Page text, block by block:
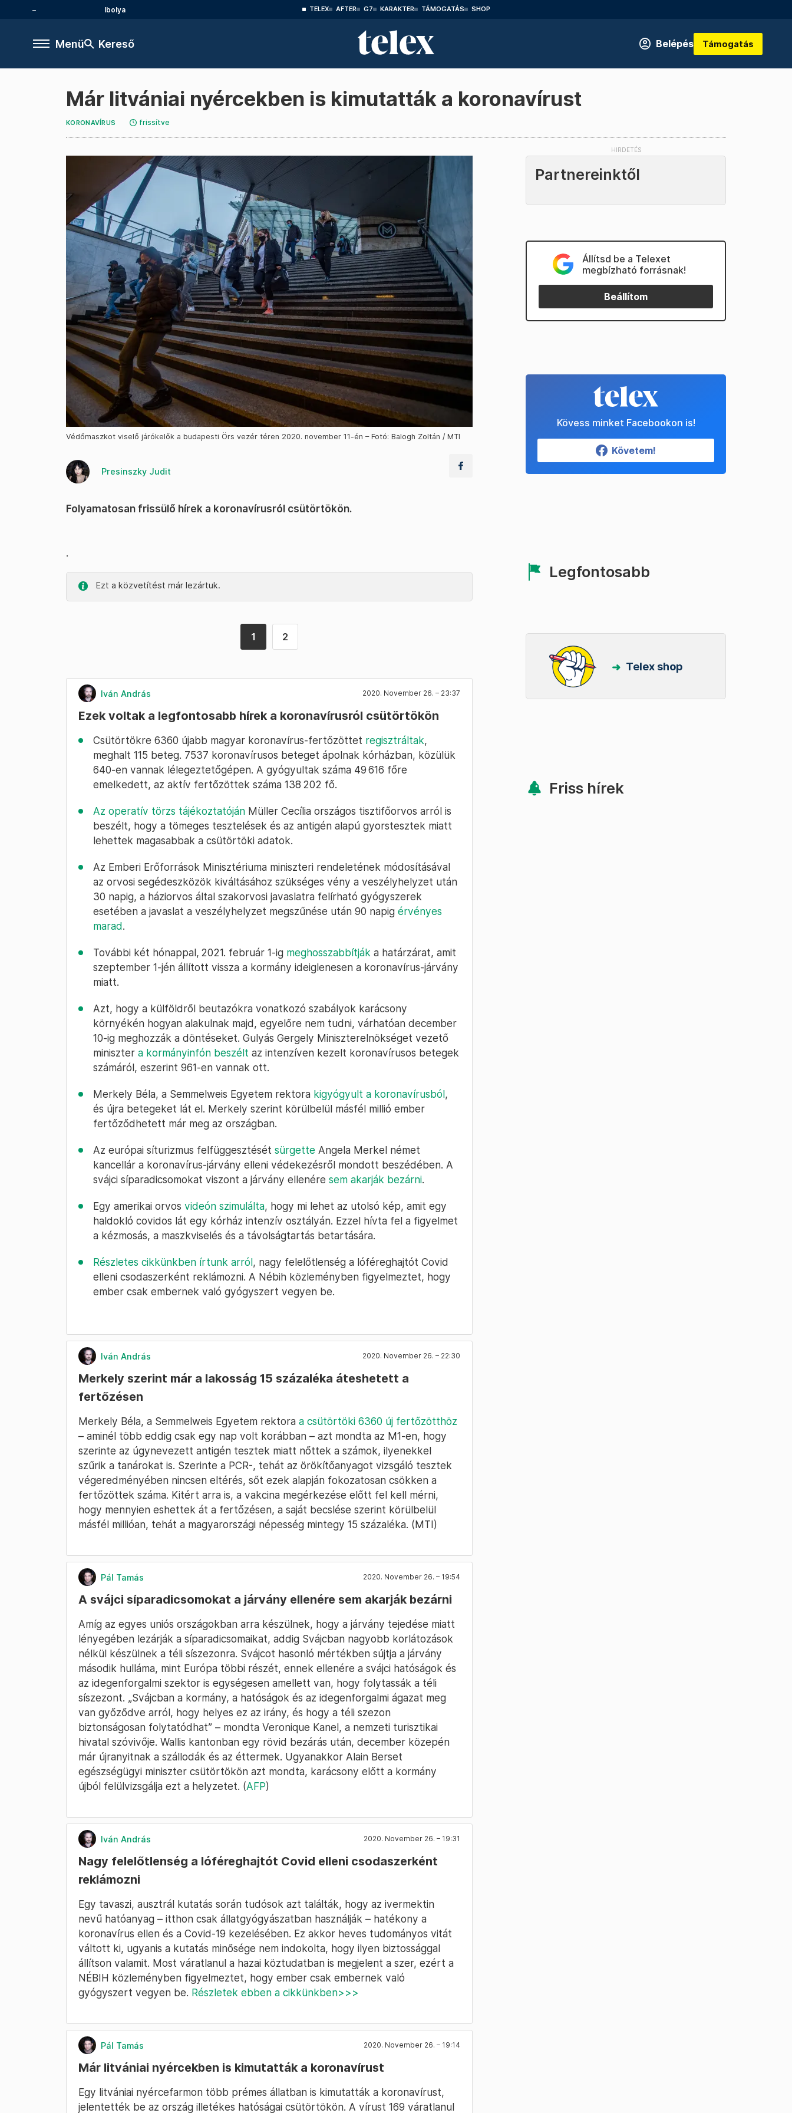
Ibolya TELEX AFTER G7 KARAKTER TÁMOGATÁS SHOP
Menü Kereső Belépés Támogatás
Már litvániai nyércekben is kimutatták a koronavírust
KORONAVÍRUS frissítve
Védőmaszkot viselő járókelők a budapesti Örs vezér téren 2020. november 11-én – Fotó: Balogh Zoltán / MTI
Presinszky Judit
Folyamatosan frissülő hírek a koronavírusról csütörtökön.
.
Ezt a közvetítést már lezártuk.
1 2
Iván András 2020. November 26. – 23:37
Ezek voltak a legfontosabb hírek a koronavírusról csütörtökön
Csütörtökre 6360 újabb magyar koronavírus-fertőzöttet regisztráltak,
meghalt 115 beteg. 7537 koronavírusos beteget ápolnak kórházban, közülük
640-en vannak lélegeztetőgépen. A gyógyultak száma 49 616 főre
emelkedett, az aktív fertőzöttek száma 138 202 fő.
Az operatív törzs tájékoztatóján Müller Cecília országos tisztifőorvos arról is
beszélt, hogy a tömeges tesztelések és az antigén alapú gyorstesztek miatt
lehettek magasabbak a csütörtöki adatok.
Az Emberi Erőforrások Minisztériuma miniszteri rendeletének módosításával
az orvosi segédeszközök kiváltásához szükséges vény a veszélyhelyzet után
30 napig, a háziorvos által szakorvosi javaslatra felírható gyógyszerek
esetében a javaslat a veszélyhelyzet megszűnése után 90 napig érvényes
marad.
További két hónappal, 2021. február 1-ig meghosszabbítják a határzárat, amit
szeptember 1-jén állított vissza a kormány ideiglenesen a koronavírus-járvány
miatt.
Azt, hogy a külföldről beutazókra vonatkozó szabályok karácsony
környékén hogyan alakulnak majd, egyelőre nem tudni, várhatóan december
10-ig meghozzák a döntéseket. Gulyás Gergely Miniszterelnökséget vezető
miniszter a kormányinfón beszélt az intenzíven kezelt koronavírusos betegek
számáról, eszerint 961-en vannak ott.
Merkely Béla, a Semmelweis Egyetem rektora kigyógyult a koronavírusból,
és újra betegeket lát el. Merkely szerint körülbelül másfél millió ember
fertőződhetett már meg az országban.
Az európai síturizmus felfüggesztését sürgette Angela Merkel német
kancellár a koronavírus-járvány elleni védekezésről mondott beszédében. A
svájci síparadicsomokat viszont a járvány ellenére sem akarják bezárni.
Egy amerikai orvos videón szimulálta, hogy mi lehet az utolsó kép, amit egy
haldokló covidos lát egy kórház intenzív osztályán. Ezzel hívta fel a figyelmet
a kézmosás, a maszkviselés és a távolságtartás betartására.
Részletes cikkünkben írtunk arról, nagy felelőtlenség a lóféreghajtót Covid
elleni csodaszerként reklámozni. A Nébih közleményben figyelmeztet, hogy
ember csak embernek való gyógyszert vegyen be.
Iván András 2020. November 26. – 22:30
Merkely szerint már a lakosság 15 százaléka áteshetett a
fertőzésen
Merkely Béla, a Semmelweis Egyetem rektora a csütörtöki 6360 új fertőzötthöz
– aminél több eddig csak egy nap volt korábban – azt mondta az M1-en, hogy
szerinte az úgynevezett antigén tesztek miatt nőttek a számok, ilyenekkel
szűrik a tanárokat is. Szerinte a PCR-, tehát az örökítőanyagot vizsgáló tesztek
végeredményében nincsen eltérés, sőt ezek alapján fokozatosan csökken a
fertőzöttek száma. Kitért arra is, a vakcina megérkezése előtt fel kell mérni,
hogy mennyien eshettek át a fertőzésen, a saját becslése szerint körülbelül
másfél millióan, tehát a magyarországi népesség mintegy 15 százaléka. (MTI)
Pál Tamás 2020. November 26. – 19:54
A svájci síparadicsomokat a járvány ellenére sem akarják bezárni
Amíg az egyes uniós országokban arra készülnek, hogy a járvány tejedése miatt
lényegében lezárják a síparadicsomaikat, addig Svájcban nagyobb korlátozások
nélkül készülnek a téli síszezonra. Svájcot hasonló mértékben sújtja a járvány
második hulláma, mint Európa többi részét, ennek ellenére a svájci hatóságok és
az idegenforgalmi szektor is egységesen amellett van, hogy folytassák a téli
síszezont. „Svájcban a kormány, a hatóságok és az idegenforgalmi ágazat meg
van győződve arról, hogy helyes ez az irány, és hogy a téli szezon
biztonságosan folytatódhat” – mondta Veronique Kanel, a nemzeti turisztikai
hivatal szóvivője. Wallis kantonban egy rövid bezárás után, december közepén
már újranyitnak a szállodák és az éttermek. Ugyanakkor Alain Berset
egészségügyi miniszter csütörtökön azt mondta, karácsony előtt a kormány
újból felülvizsgálja ezt a helyzetet. (AFP)
Iván András 2020. November 26. – 19:31
Nagy felelőtlenség a lóféreghajtót Covid elleni csodaszerként
reklámozni
Egy tavaszi, ausztrál kutatás során tudósok azt találták, hogy az ivermektin
nevű hatóanyag – itthon csak állatgyógyászatban használják – hatékony a
koronavírus ellen és a Covid-19 kezelésében. Ez akkor heves tudományos vitát
váltott ki, ugyanis a kutatás minősége nem indokolta, hogy ilyen biztossággal
állítson valamit. Most váratlanul a hazai köztudatban is megjelent a szer, ezért a
NÉBIH közleményben figyelmeztet, hogy ember csak embernek való
gyógyszert vegyen be. Részletek ebben a cikkünkben>>>
Pál Tamás 2020. November 26. – 19:14
Már litvániai nyércekben is kimutatták a koronavírust
Egy litvániai nyércefarmon több prémes állatban is kimutatták a koronavírust,
jelentették be az ország illetékes hatóságai csütörtökön. A vírust 169 váratlanul
Partnereinktől
Állítsd be a Telexet
megbízható forrásnak!
Beállítom
Kövess minket Facebookon is!
Követem!
Legfontosabb
Telex shop
Friss hírek